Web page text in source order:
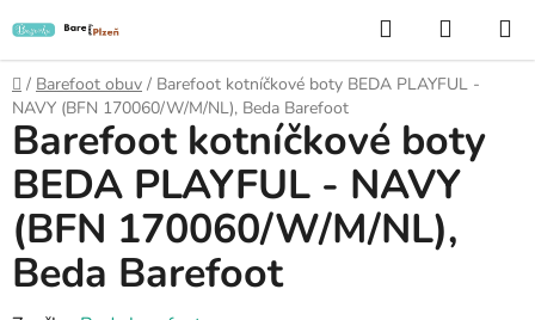
na
obsah
Hledat
KOŠÍK
Domů
/ Barefoot obuv / Barefoot kotníčkové boty BEDA PLAYFUL -
NAVY (BFN 170060/W/M/NL), Beda Barefoot
Barefoot kotníčkové boty
BEDA PLAYFUL - NAVY
(BFN 170060/W/M/NL),
Beda Barefoot